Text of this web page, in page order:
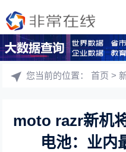
您当前的位置：首页 >
moto razr新机
电池：业内